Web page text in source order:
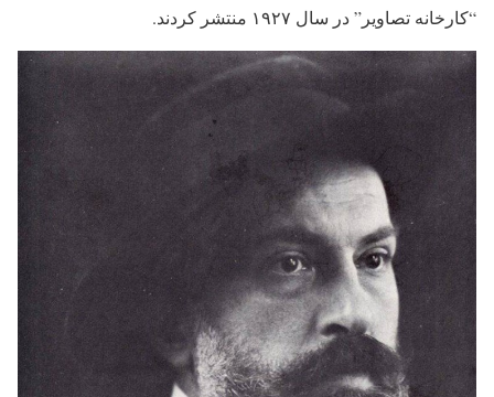
“کارخانه تصاویر” در سال ۱۹۲۷ منتشر کردند.